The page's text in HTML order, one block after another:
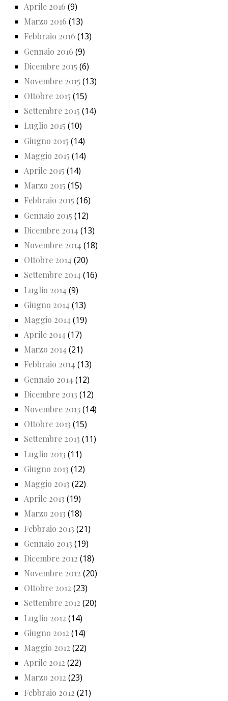
Aprile 2016 (9)
Marzo 2016 (13)
Febbraio 2016 (13)
Gennaio 2016 (9)
Dicembre 2015 (6)
Novembre 2015 (13)
Ottobre 2015 (15)
Settembre 2015 (14)
Luglio 2015 (10)
Giugno 2015 (14)
Maggio 2015 (14)
Aprile 2015 (14)
Marzo 2015 (15)
Febbraio 2015 (16)
Gennaio 2015 (12)
Dicembre 2014 (13)
Novembre 2014 (18)
Ottobre 2014 (20)
Settembre 2014 (16)
Luglio 2014 (9)
Giugno 2014 (13)
Maggio 2014 (19)
Aprile 2014 (17)
Marzo 2014 (21)
Febbraio 2014 (13)
Gennaio 2014 (12)
Dicembre 2013 (12)
Novembre 2013 (14)
Ottobre 2013 (15)
Settembre 2013 (11)
Luglio 2013 (11)
Giugno 2013 (12)
Maggio 2013 (22)
Aprile 2013 (19)
Marzo 2013 (18)
Febbraio 2013 (21)
Gennaio 2013 (19)
Dicembre 2012 (18)
Novembre 2012 (20)
Ottobre 2012 (23)
Settembre 2012 (20)
Luglio 2012 (14)
Giugno 2012 (14)
Maggio 2012 (22)
Aprile 2012 (22)
Marzo 2012 (23)
Febbraio 2012 (21)